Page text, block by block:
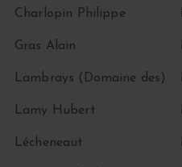
Charlopin Philippe
Gras Alain
Lambrays (Domaine des)
Lamy Hubert
Lécheneaut